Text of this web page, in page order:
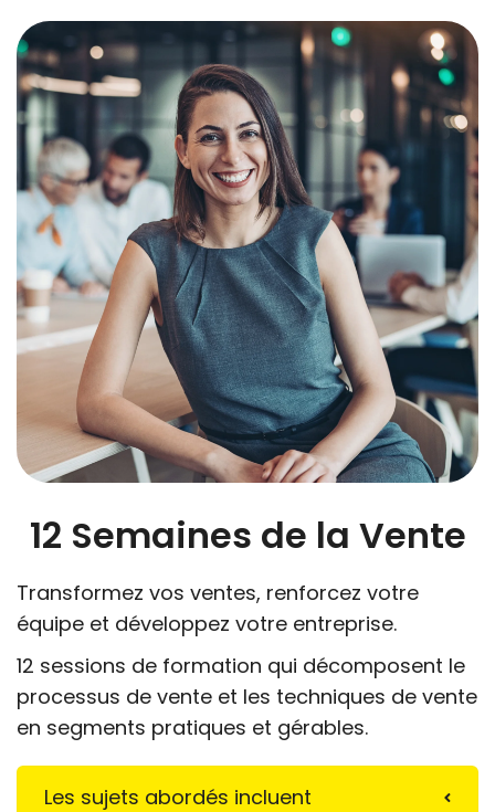
12 Semaines de la Vente
Transformez vos ventes, renforcez votre
équipe et développez votre entreprise.
12 sessions de formation qui décomposent le
processus de vente et les techniques de vente
en segments pratiques et gérables.
Les sujets abordés incluent